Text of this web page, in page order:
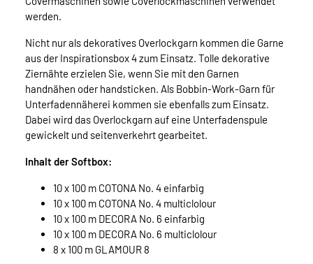
werden.
Nicht nur als dekoratives Overlockgarn kommen die Garne
aus der Inspirationsbox 4 zum Einsatz. Tolle dekorative
Ziernähte erzielen Sie, wenn Sie mit den Garnen
handnähen oder handsticken. Als Bobbin-Work-Garn für
Unterfadennäherei kommen sie ebenfalls zum Einsatz.
Dabei wird das Overlockgarn auf eine Unterfadenspule
gewickelt und seitenverkehrt gearbeitet.
Inhalt der Softbox:
10 x 100 m COTONA No. 4 einfarbig
10 x 100 m COTONA No. 4 multiclolour
10 x 100 m DECORA No. 6 einfarbig
10 x 100 m DECORA No. 6 multiclolour
8 x 100 m GLAMOUR 8